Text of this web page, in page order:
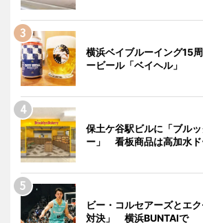
横浜ベイブルーイング15
ービール「ベイヘル」
保土ケ谷駅ビルに「ブル
ー」 看板商品は高加水ド
ビー・コルセアーズとエ
対決」 横浜BUNTAIで